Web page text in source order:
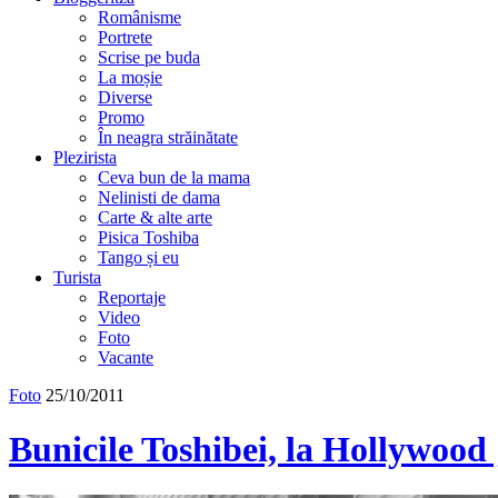
Românisme
Portrete
Scrise pe buda
La moșie
Diverse
Promo
În neagra străinătate
Plezirista
Ceva bun de la mama
Nelinisti de dama
Carte & alte arte
Pisica Toshiba
Tango și eu
Turista
Reportaje
Video
Foto
Vacante
Foto 25/10/2011
Bunicile Toshibei, la Hollywood